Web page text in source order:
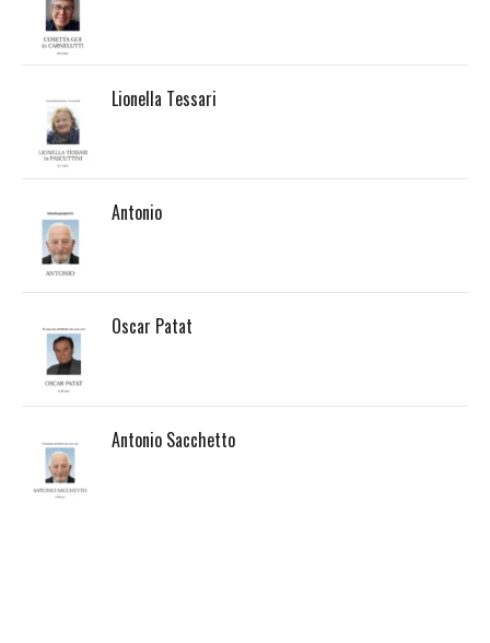
Lionella Tessari
Antonio
Oscar Patat
Antonio Sacchetto